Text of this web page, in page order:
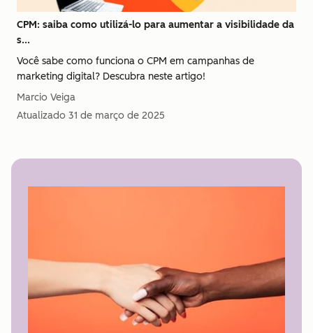
CPM: saiba como utilizá-lo para aumentar a visibilidade da
s...
Você sabe como funciona o CPM em campanhas de
marketing digital? Descubra neste artigo!
Marcio Veiga
Atualizado 31 de março de 2025